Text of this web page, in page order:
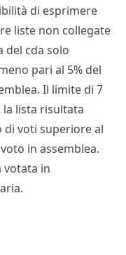
di esprimere
liste non collegate
del cda solo
pari al 5% del
Il limite di 7
lista risultata
voti superiore al
in assemblea.
votata in